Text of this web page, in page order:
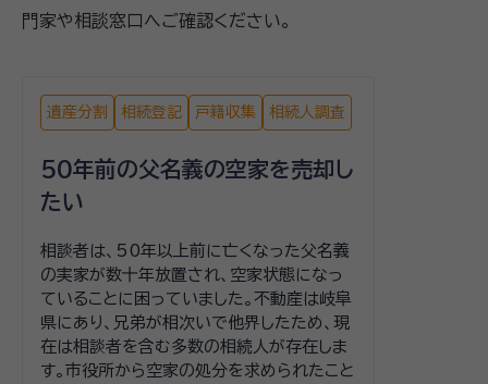
門家や相談窓口へご確認ください。
遺産分割 相続登記 戸籍収集 相続人調査
50年前の父名義の空家を売却し
たい
相談者は、50年以上前に亡くなった父名義
の実家が数十年放置され、空家状態になっ
ていることに困っていました。不動産は岐阜
県にあり、兄弟が相次いで他界したため、現
在は相談者を含む多数の相続人が存在しま
す。市役所から空家の処分を求められたこと